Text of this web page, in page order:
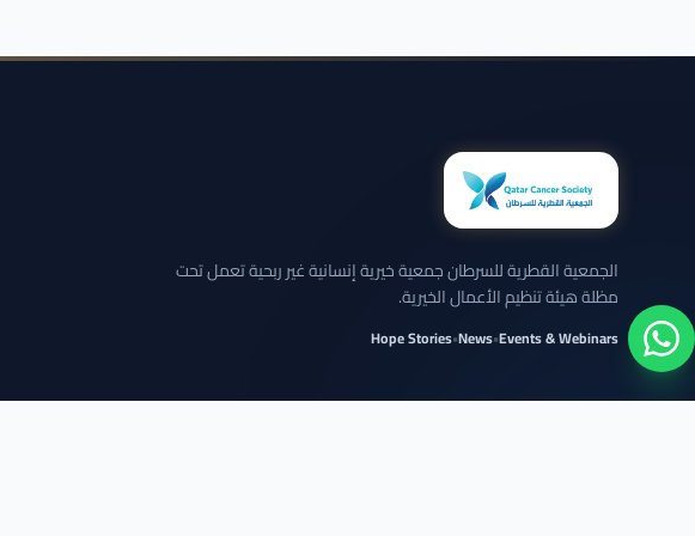
الجمعية القطرية للسرطان جمعية خيرية إنسانية غير ربحية تعمل تحت
مظلة هيئة تنظيم الأعمال الخيرية.
Events & Webinars
•
News
•
Hope Stories